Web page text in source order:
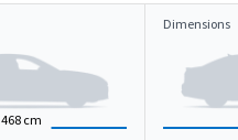
468 cm
Dimensions